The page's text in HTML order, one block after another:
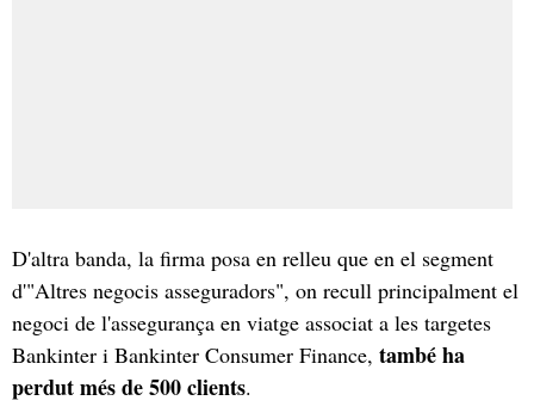
D'altra banda, la firma posa en relleu que en el segment
d'"Altres negocis asseguradors", on recull principalment el
negoci de l'assegurança en viatge associat a les targetes
Bankinter i Bankinter Consumer Finance, també ha
perdut més de 500 clients.